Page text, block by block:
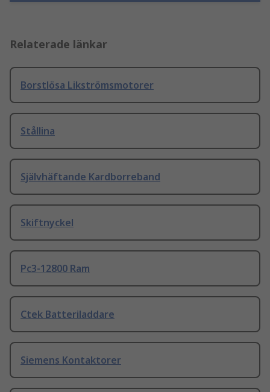
Relaterade länkar
Borstlösa Likströmsmotorer
Stållina
Självhäftande Kardborreband
Skiftnyckel
Pc3-12800 Ram
Ctek Batteriladdare
Siemens Kontaktorer